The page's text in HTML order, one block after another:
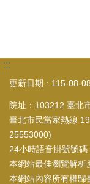
:::
更新日期 115-08-08
院址：103212 臺北
臺北市民當家熱線
25553000)
24小時語音掛號號
本網站最佳瀏覽解析
本網站內容所有權歸